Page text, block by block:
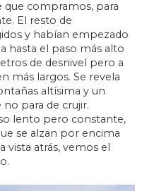
compramos, para
El resto de
y habían empezado
hasta el paso más alto
de desnivel pero a
más largos. Se revela
altísima y un
para de crujir.
lento pero constante,
se alzan por encima
vista atrás, vemos el